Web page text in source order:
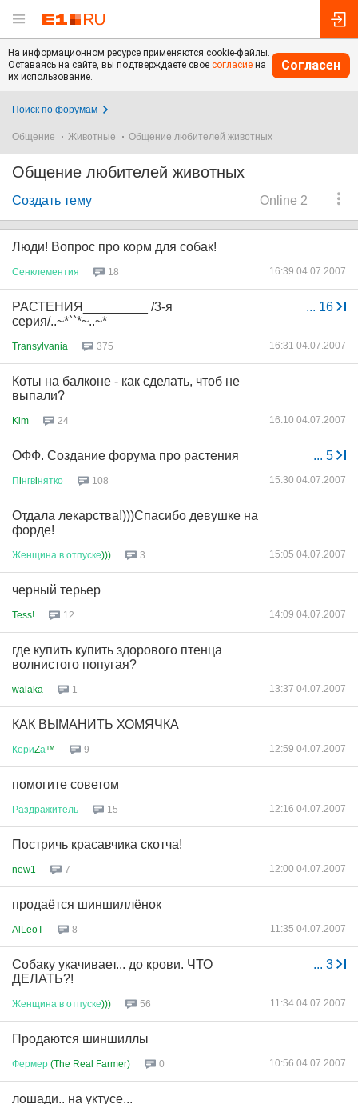
На информационном ресурсе применяются cookie-файлы.
Оставаясь на сайте, вы подтверждаете свое согласие на
их использование.
Согласен
Поиск по форумам
Общение Животные Общение любителей животных
Общение любителей животных
Online 2
Создать тему
Люди! Вопрос про корм для собак!
Сенклементия 18 16:39 04.07.2007
... 16
РАСТЕНИЯ_________ /3-я
серия/..~*``*~..~*
Transylvania 375 16:31 04.07.2007
Коты на балконе - как сделать, чтоб не
выпали?
Kim 24 16:10 04.07.2007
... 5
ОФФ. Создание форума про растения
Пiнгвiнятко 108 15:30 04.07.2007
Отдала лекарства!)))Спасибо девушке на
форде!
Женщина в отпуске))) 3 15:05 04.07.2007
черный терьер
Tess! 12 14:09 04.07.2007
где купить купить здорового птенца
волнистого попугая?
walaka 1 13:37 04.07.2007
КАК ВЫМАНИТЬ ХОМЯЧКА
КориZа™ 9 12:59 04.07.2007
помогите советом
Раздражитель 15 12:16 04.07.2007
Постричь красавчика скотча!
new1 7 12:00 04.07.2007
продаётся шиншиллёнок
AlLeoT 8 11:35 04.07.2007
... 3
Собаку укачивает... до крови. ЧТО
ДЕЛАТЬ?!
Женщина в отпуске))) 56 11:34 04.07.2007
Продаются шиншиллы
Фермер (The Real Farmer) 0 10:56 04.07.2007
лошади.. на уктусе...